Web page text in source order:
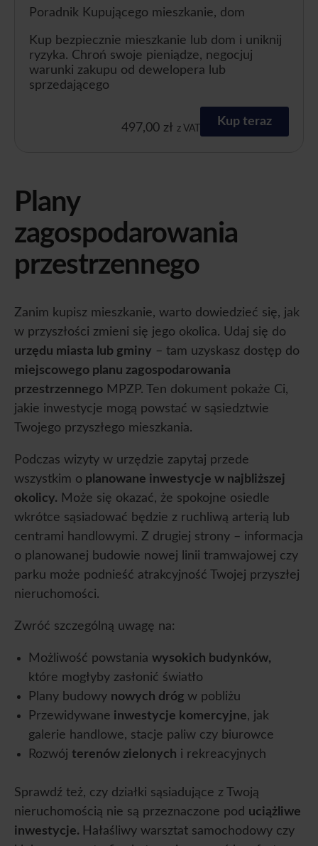
Poradnik Kupującego mieszkanie, dom
Kup bezpiecznie mieszkanie lub dom i uniknij
ryzyka. Chroń swoje pieniądze, negocjuj
warunki zakupu od dewelopera lub
sprzedającego
497,00 zł z VAT Kup teraz
Plany
zagospodarowania
przestrzennego
Zanim kupisz mieszkanie, warto dowiedzieć się, jak
w przyszłości zmieni się jego okolica. Udaj się do
urzędu miasta lub gminy – tam uzyskasz dostęp do
miejscowego planu zagospodarowania
przestrzennego MPZP. Ten dokument pokaże Ci,
jakie inwestycje mogą powstać w sąsiedztwie
Twojego przyszłego mieszkania.
Podczas wizyty w urzędzie zapytaj przede
wszystkim o planowane inwestycje w najbliższej
okolicy. Może się okazać, że spokojne osiedle
wkrótce sąsiadować będzie z ruchliwą arterią lub
centrami handlowymi. Z drugiej strony – informacja
o planowanej budowie nowej linii tramwajowej czy
parku może podnieść atrakcyjność Twojej przyszłej
nieruchomości.
Zwróć szczególną uwagę na:
Możliwość powstania wysokich budynków,
które mogłyby zasłonić światło
Plany budowy nowych dróg w pobliżu
Przewidywane inwestycje komercyjne, jak
galerie handlowe, stacje paliw czy biurowce
Rozwój terenów zielonych i rekreacyjnych
Sprawdź też, czy działki sąsiadujące z Twoją
nieruchomością nie są przeznaczone pod uciążliwe
inwestycje. Hałaśliwy warsztat samochodowy czy